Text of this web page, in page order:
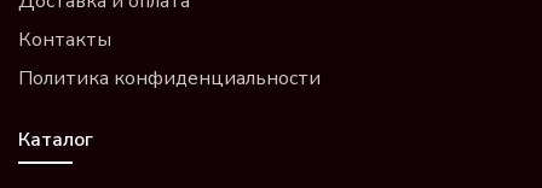
Контакты
Политика конфиденциальности
Каталог